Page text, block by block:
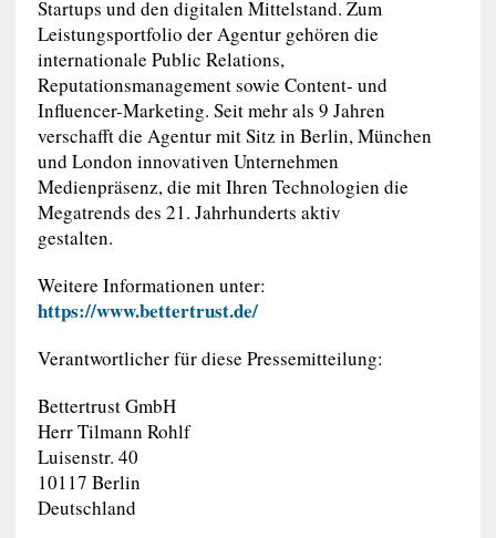
Startups und den digitalen Mittelstand. Zum
Leistungsportfolio der Agentur gehören die
internationale Public Relations,
Reputationsmanagement sowie Content- und
Influencer-Marketing. Seit mehr als 9 Jahren
verschafft die Agentur mit Sitz in Berlin, München
und London innovativen Unternehmen
Medienpräsenz, die mit Ihren Technologien die
Megatrends des 21. Jahrhunderts aktiv
gestalten.
Weitere Informationen unter:
https://www.bettertrust.de/
Verantwortlicher für diese Pressemitteilung:
Bettertrust GmbH
Herr Tilmann Rohlf
Luisenstr. 40
10117 Berlin
Deutschland